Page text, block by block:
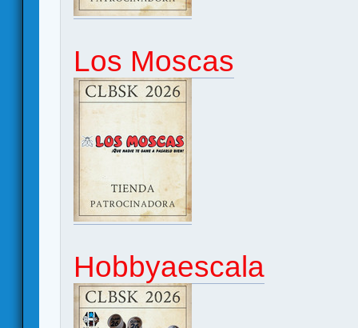
Los Moscas
Hobbyaescala